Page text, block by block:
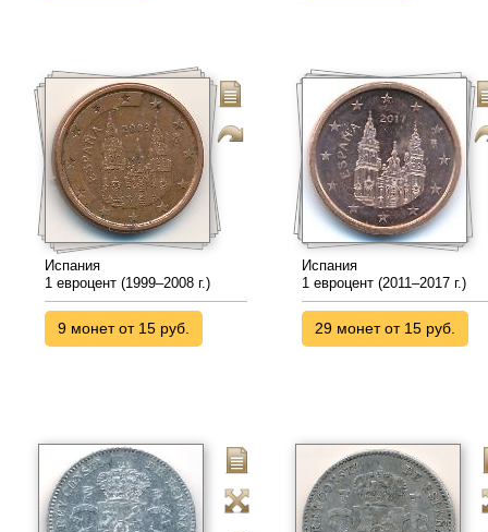
Испания
1 евроцент (1999–2008 г.)
9 монет от 15 руб.
Испания
1 евроцент (2011–2017 г.)
29 монет от 15 руб.